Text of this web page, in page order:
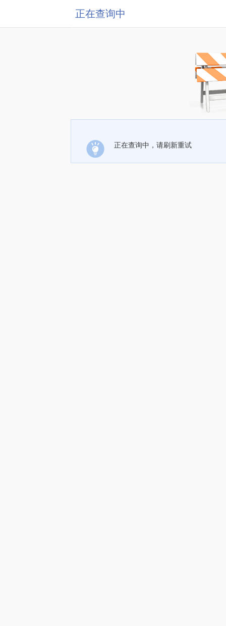
正在查询中
正在查询中，请刷新重试